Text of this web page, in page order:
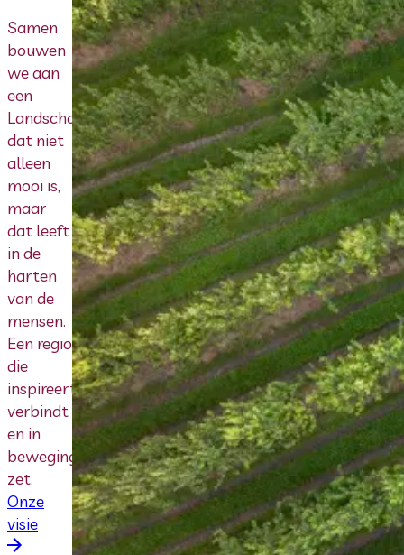
Samen
bouwen
we aan
een
Landschapspark
dat niet
alleen
mooi is,
maar
dat leeft
in de
harten
van de
mensen.
Een regio
die
inspireert,
verbindt
en in
beweging
zet.
Onze
visie